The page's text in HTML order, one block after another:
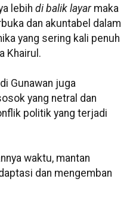
lebih di balik layarmaka
dan akuntabel dalam
yang sering kali penuh
Khairul.
Gunawan juga
yang netral dan
politik yang terjadi
waktu, mantan
dan mengemban